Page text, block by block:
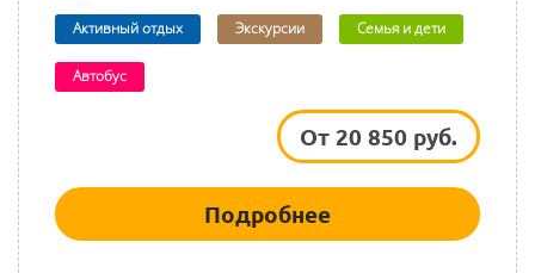
Активный отдых Экскурсии Семья и дети
Автобус
От 20 850 руб.
Подробнее